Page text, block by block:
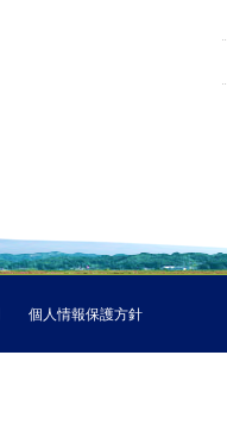
個人情報保護方針